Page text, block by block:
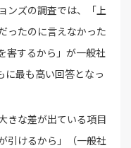
ンズの調査では、「上
ったのに言えなかった
害するから」が一般社
に最も高い回答となっ
きな差が出ている項目
引けるから」（一般社